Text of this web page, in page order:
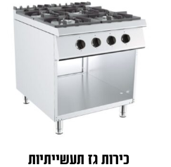
כירות גז תעשייתיות